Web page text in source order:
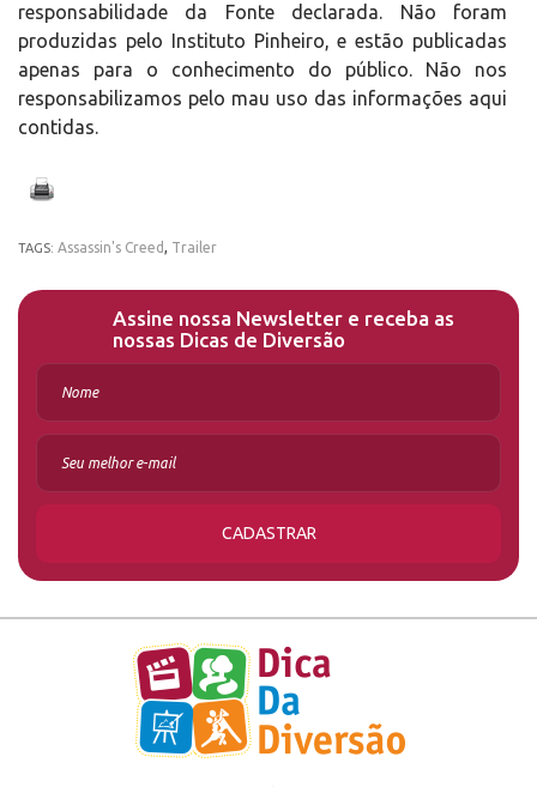
responsabilidade da Fonte declarada. Não foram
produzidas pelo Instituto Pinheiro, e estão publicadas
apenas para o conhecimento do público. Não nos
responsabilizamos pelo mau uso das informações aqui
contidas.
TAGS: Assassin's Creed, Trailer
Assine nossa Newsletter e receba as
nossas Dicas de Diversão
CADASTRAR